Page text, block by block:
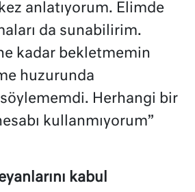
anlatıyorum. Elimde
da sunabilirim.
kadar bekletmemin
huzurunda
Herhangi bir
kullanmıyorum”
kabul